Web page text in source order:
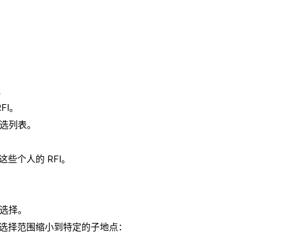
。
列表。
个人的 RFI。
择。
择范围缩小到特定的子地点：